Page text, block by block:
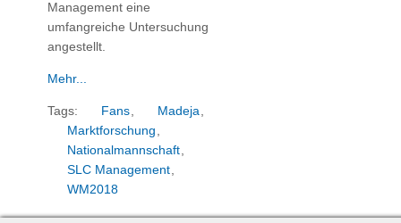
Management eine
umfangreiche Untersuchung
angestellt.
Mehr...
Tags: Fans Madeja
Marktforschung
Nationalmannschaft
SLC Management
WM2018